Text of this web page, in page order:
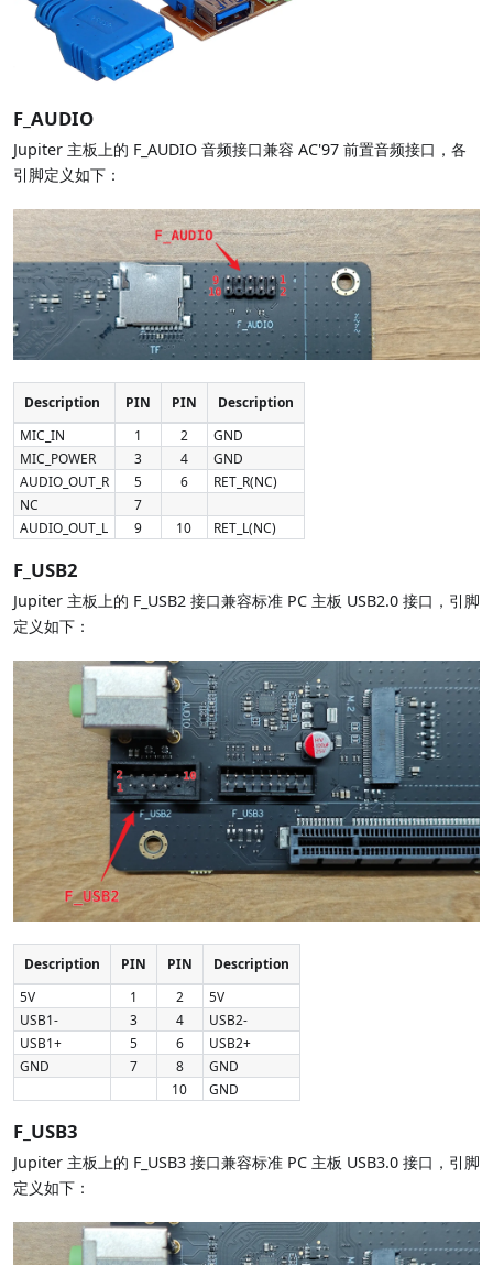
F_AUDIO
Jupiter 主板上的 F_AUDIO 音频接口兼容 AC'97 前置音频接口，各
引脚定义如下：
Description PIN PIN
Description
MIC_IN
1 2
GND
MIC_POWER
3 4
GND
AUDIO_OUT_R
5 6
RET_R(NC)
NC
7
AUDIO_OUT_L
9 10 RET_L(NC)
F_USB2
Jupiter 主板上的 F_USB2 接口兼容标准 PC 主板 USB2.0 接口，引脚
定义如下：
Description PIN PIN
Description
5V
1 2
5V
USB1-
3 4
USB2-
USB1+
5 6
USB2+
GND
7 8
GND
10
GND
F_USB3
Jupiter 主板上的 F_USB3 接口兼容标准 PC 主板 USB3.0 接口，引脚
定义如下：